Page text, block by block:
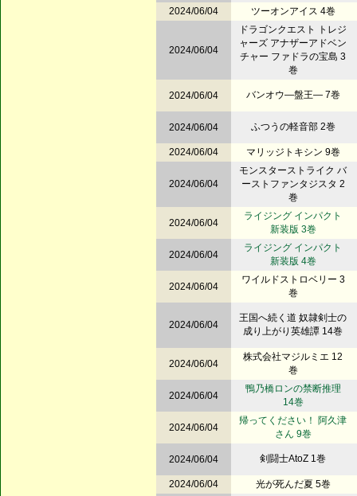
2024/06/04
ツーオンアイス 4巻
2024/06/04
ドラゴンクエスト トレジ
ャーズ アナザーアドベン
チャー ファドラの宝島 3
巻
2024/06/04 バンオウ―盤王― 7巻
2024/06/04 ふつうの軽音部 2巻
2024/06/04 マリッジトキシン 9巻
2024/06/04
モンスターストライク バ
ーストファンタジスタ 2
巻
2024/06/04
ライジング インパクト
新装版 3巻
2024/06/04
ライジング インパクト
新装版 4巻
2024/06/04
ワイルドストロベリー 3
巻
2024/06/04
王国へ続く道 奴隷剣士の
成り上がり英雄譚 14巻
2024/06/04
株式会社マジルミエ 12
巻
2024/06/04
鴨乃橋ロンの禁断推理
14巻
2024/06/04
帰ってください！ 阿久津
さん 9巻
2024/06/04 剣闘士AtoZ 1巻
2024/06/04 光が死んだ夏 5巻